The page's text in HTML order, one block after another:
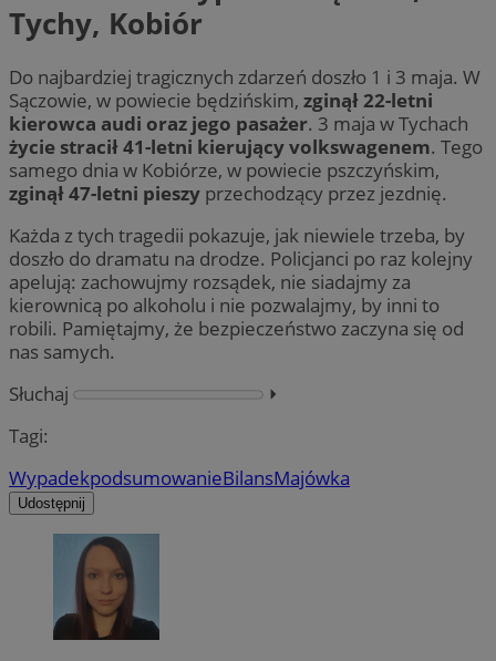
Tychy, Kobiór
Do najbardziej tragicznych zdarzeń doszło 1 i 3 maja. W
Sączowie, w powiecie będzińskim, zginął 22-letni
kierowca audi oraz jego pasażer. 3 maja w Tychach
życie stracił 41-letni kierujący volkswagenem. Tego
samego dnia w Kobiórze, w powiecie pszczyńskim,
zginął 47-letni pieszy przechodzący przez jezdnię.
Każda z tych tragedii pokazuje, jak niewiele trzeba, by
doszło do dramatu na drodze. Policjanci po raz kolejny
apelują: zachowujmy rozsądek, nie siadajmy za
kierownicą po alkoholu i nie pozwalajmy, by inni to
robili. Pamiętajmy, że bezpieczeństwo zaczyna się od
nas samych.
Słuchaj
⏵︎
Tagi:
WypadekpodsumowanieBilansMajówka
Udostępnij